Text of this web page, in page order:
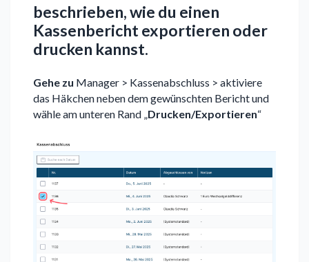
beschrieben, wie du einen
Kassenbericht exportieren oder
drucken kannst.
Gehe zu Manager > Kassenabschluss > aktiviere
das Häkchen neben dem gewünschten Bericht und
wähle am unteren Rand „Drucken/Exportieren“